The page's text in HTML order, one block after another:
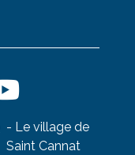
- Le village de
Saint Cannat